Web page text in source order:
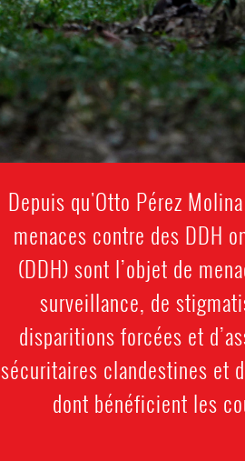
Depuis qu'Otto Pérez
menaces contre des DDH
(DDH) sont l’objet de
surveillance, de
disparitions forcées et
sécuritaires clandestines et
dont bénéficient les